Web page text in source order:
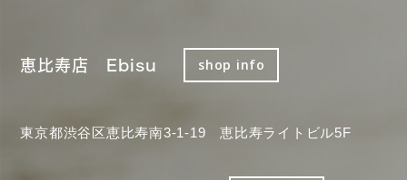
恵比寿店 Ebisu shop info
東京都渋谷区恵比寿南3-1-19 恵比寿ライトビル5F